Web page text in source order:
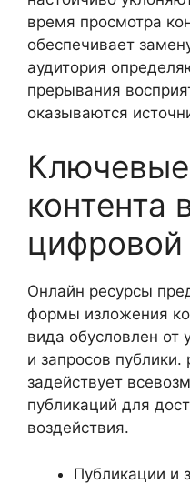
время просмотра
обеспечивает
аудитория
прерывания
оказываются
контента
цифровой
Онлайн ресурсы
формы изложения
вида обусловлен от
и запросов публики.
задействует
публикаций для
воздействия.
Публикации и